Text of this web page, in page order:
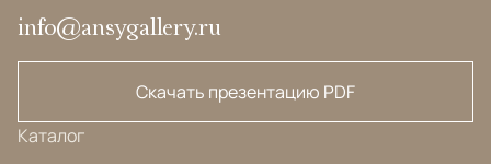
info@ansygallery.ru
Скачать презентацию PDF
Каталог